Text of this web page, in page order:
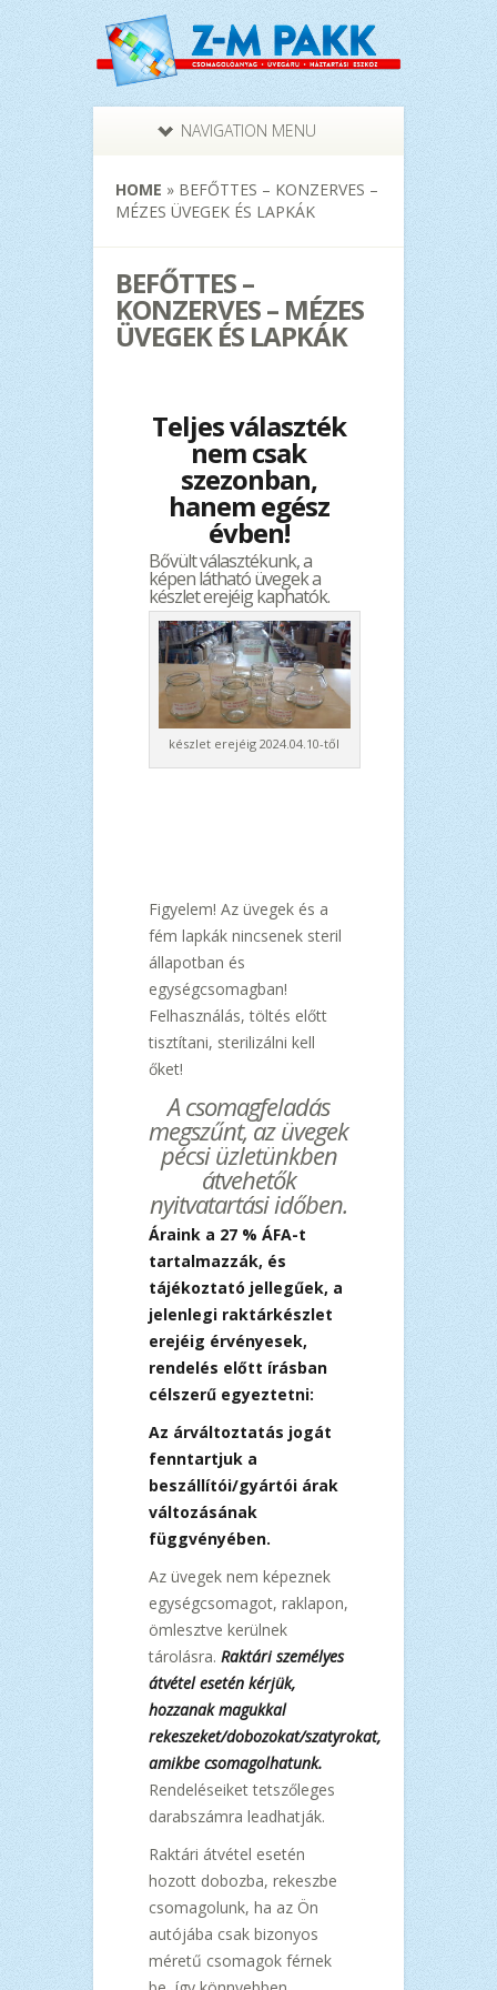
NAVIGATION MENU
HOME » BEFŐTTES – KONZERVES –
MÉZES ÜVEGEK ÉS LAPKÁK
BEFŐTTES –
KONZERVES – MÉZES
ÜVEGEK ÉS LAPKÁK
Teljes választék
nem csak
szezonban,
hanem egész
évben!
Bővült választékunk, a
képen látható üvegek a
készlet erejéig kaphatók.
készlet erejéig 2024.04.10-től
Figyelem! Az üvegek és a
fém lapkák nincsenek steril
állapotban és
egységcsomagban!
Felhasználás, töltés előtt
tisztítani, sterilizálni kell
őket!
A csomagfeladás
megszűnt, az üvegek
pécsi üzletünkben
átvehetők
nyitvatartási időben.
Áraink a 27 % ÁFA-t
tartalmazzák, és
tájékoztató jellegűek, a
jelenlegi raktárkészlet
erejéig érvényesek,
rendelés előtt írásban
célszerű egyeztetni:
Az árváltoztatás jogát
fenntartjuk a
beszállítói/gyártói árak
változásának
függvényében.
Az üvegek nem képeznek
egységcsomagot, raklapon,
ömlesztve kerülnek
tárolásra. Raktári személyes
átvétel esetén kérjük,
hozzanak magukkal
rekeszeket/dobozokat/szatyrokat,
amikbe csomagolhatunk.
Rendeléseiket tetszőleges
darabszámra leadhatják.
Raktári átvétel esetén
hozott dobozba, rekeszbe
csomagolunk, ha az Ön
autójába csak bizonyos
méretű csomagok férnek